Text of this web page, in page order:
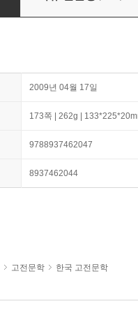
2009년 04월 17일
173쪽 | 262g |
9788937462047
8937462044
고전문학 한국 고전문학